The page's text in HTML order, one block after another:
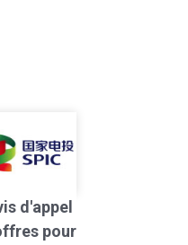
d'appel
pour